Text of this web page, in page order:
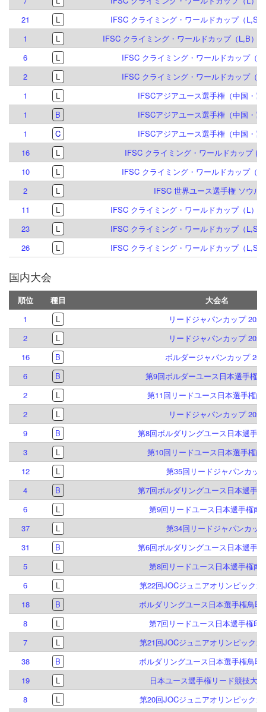
21
L
IFSC クライミング・ワールドカップ（L,S
1
L
IFSC クライミング・ワールドカップ（L,B）
6
L
IFSC クライミング・ワールドカップ（
2
L
IFSC クライミング・ワールドカップ（
1
L
IFSCアジアユース選手権（中国・重
1
B
IFSCアジアユース選手権（中国・重
1
C
IFSCアジアユース選手権（中国・重
16
L
IFSC クライミング・ワールドカップ
10
L
IFSC クライミング・ワールドカップ（L
2
L
IFSC 世界ユース選手権 ソウル
11
L
IFSC クライミング・ワールドカップ（L）
23
L
IFSC クライミング・ワールドカップ（L,S
26
L IFSC クライミング・ワールドカップ（L,S
国内大会
順位 種目
大会名
1
L
リードジャパンカップ 2026
2
L
リードジャパンカップ 2025
16
B
ボルダージャパンカップ
6
B
第9回ボルダーユース日本選手権
2
L
第11回リードユース日本選手権南
2
L
リードジャパンカップ 2023
9
B
第8回ボルダリングユース日本選手
3
L
第10回リードユース日本選手権南
12
L
第35回リードジャパンカッ
4
B
第7回ボルダリングユース日本選手
6
L
第9回リードユース日本選手権南
37
L
第34回リードジャパンカッ
31
B
第6回ボルダリングユース日本選手
5
L
第8回リードユース日本選手権南
6
L
第22回JOCジュニアオリンピックカ
18
B
ボルダリングユース日本選手権鳥取
8
L
第7回リードユース日本選手権印
7
L
第21回JOCジュニアオリンピックカ
38
B
ボルダリングユース日本選手権鳥取
19
L
日本ユース選手権リード競技大
8
L
第20回JOCジュニアオリンピックカ